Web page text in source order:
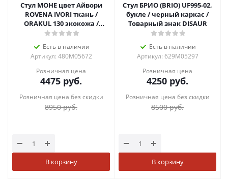
Стул МОНЕ цвет Айвори
ROVENA IVORI ткань /
ORAKUL 130 экокожа /
Черный каркас
Есть в наличии
Артикул: 480M05672
Розничная цена
4475 руб.
Розничная цена без скидки
8950руб.
В корзину
Стул БРИО (BRIO) UF995-02,
букле / черный каркас /
Товарный знак DISAUR
Есть в наличии
Артикул: 629M05297
Розничная цена
4250 руб.
Розничная цена без скидки
8500руб.
В корзину